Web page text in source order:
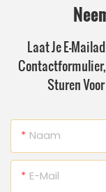
Laat Je E-
Contactformulier,
Sturen
Naam
E-Mail